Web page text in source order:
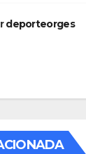
deporteorges